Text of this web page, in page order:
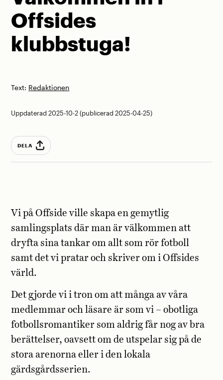
Offsides
klubbstuga!
Text: Redaktionen
Uppdaterad 2025-10-2 (publicerad 2025-04-25)
DELA
Vi på Offside ville skapa en gemytlig
samlingsplats där man är välkommen att
dryfta sina tankar om allt som rör fotboll
samt det vi pratar och skriver om i Offsides
värld.
Det gjorde vi i tron om att många av våra
medlemmar och läsare är som vi – obotliga
fotbollsromantiker som aldrig får nog av bra
berättelser, oavsett om de utspelar sig på de
stora arenorna eller i den lokala
gärdsgårdsserien.